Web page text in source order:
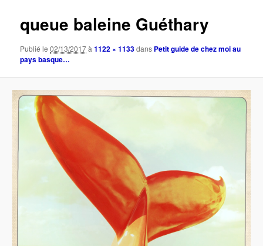
queue baleine Guéthary
Publié le02/13/2017à1122 × 1133dans Petit guide de chez moi au
pays basque…